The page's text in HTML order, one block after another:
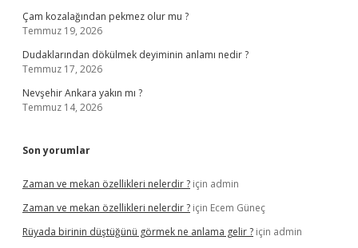
Çam kozalağından pekmez olur mu ?
Temmuz 19, 2026
Dudaklarından dökülmek deyiminin anlamı nedir ?
Temmuz 17, 2026
Nevşehir Ankara yakın mı ?
Temmuz 14, 2026
Son yorumlar
Zaman ve mekan özellikleri nelerdir ? için admin
Zaman ve mekan özellikleri nelerdir ? için Ecem Güneç
Rüyada birinin düştüğünü görmek ne anlama gelir ? için admin